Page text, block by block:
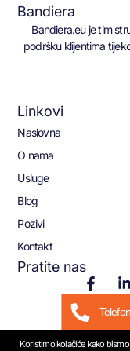
Koristimo kolačiće kako
Bandiera
Bandiera.eu je tim
podršku klijentima
Linkovi
Naslovna
O nama
Usluge
Blog
Pozivi
Kontakt
Pratite nas
Telefon
Email